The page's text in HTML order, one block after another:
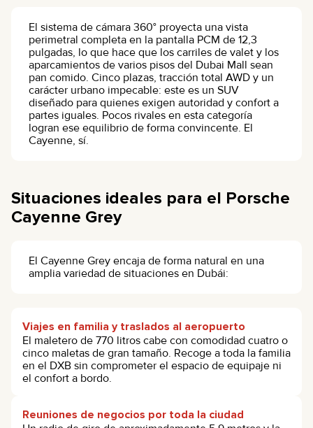
El sistema de cámara 360° proyecta una vista
perimetral completa en la pantalla PCM de 12,3
pulgadas, lo que hace que los carriles de valet y los
aparcamientos de varios pisos del Dubai Mall sean
pan comido. Cinco plazas, tracción total AWD y un
carácter urbano impecable: este es un SUV
diseñado para quienes exigen autoridad y confort a
partes iguales. Pocos rivales en esta categoría
logran ese equilibrio de forma convincente. El
Cayenne, sí.
Situaciones ideales para el Porsche
Cayenne Grey
El Cayenne Grey encaja de forma natural en una
amplia variedad de situaciones en Dubái:
Viajes en familia y traslados al aeropuerto
El maletero de 770 litros cabe con comodidad cuatro o
cinco maletas de gran tamaño. Recoge a toda la familia
en el DXB sin comprometer el espacio de equipaje ni
el confort a bordo.
Reuniones de negocios por toda la ciudad